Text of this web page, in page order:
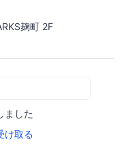
麹町 2F
ました
け取る